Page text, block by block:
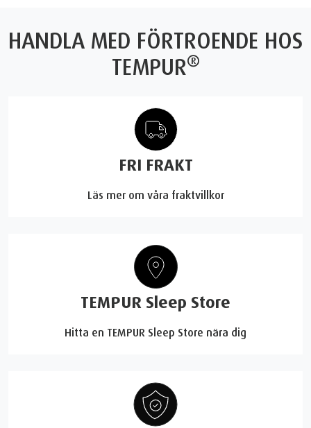
HANDLA MED FÖRTROENDE HOS
TEMPUR®
FRI FRAKT
Läs mer om våra fraktvillkor
TEMPUR Sleep Store
Hitta en TEMPUR Sleep Store nära dig